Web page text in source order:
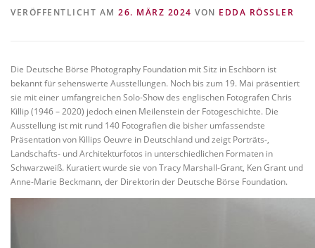
VITA/AUSBILDUNG LINKS
VERÖFFENTLICHT AM 26. MÄRZ 2024 VON EDDA RÖSSLER
Die Deutsche Börse Photography Foundation mit Sitz in Eschborn ist
bekannt für sehenswerte Ausstellungen. Noch bis zum 19. Mai präsentiert
sie mit einer umfangreichen Solo-Show des englischen Fotografen Chris
Killip (1946 – 2020) jedoch einen Meilenstein der Fotogeschichte. Die
Ausstellung ist mit rund 140 Fotografien die bisher umfassendste
Präsentation von Killips Oeuvre in Deutschland und zeigt Porträts-,
Landschafts- und Architekturfotos in unterschiedlichen Formaten in
Schwarzweiß. Kuratiert wurde sie von Tracy Marshall-Grant, Ken Grant und
Anne-Marie Beckmann, der Direktorin der Deutsche Börse Foundation.